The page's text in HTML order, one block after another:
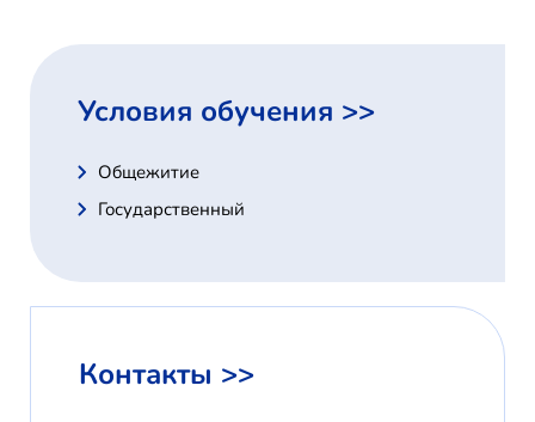
Условия обучения >>
Общежитие
Государственный
Контакты >>